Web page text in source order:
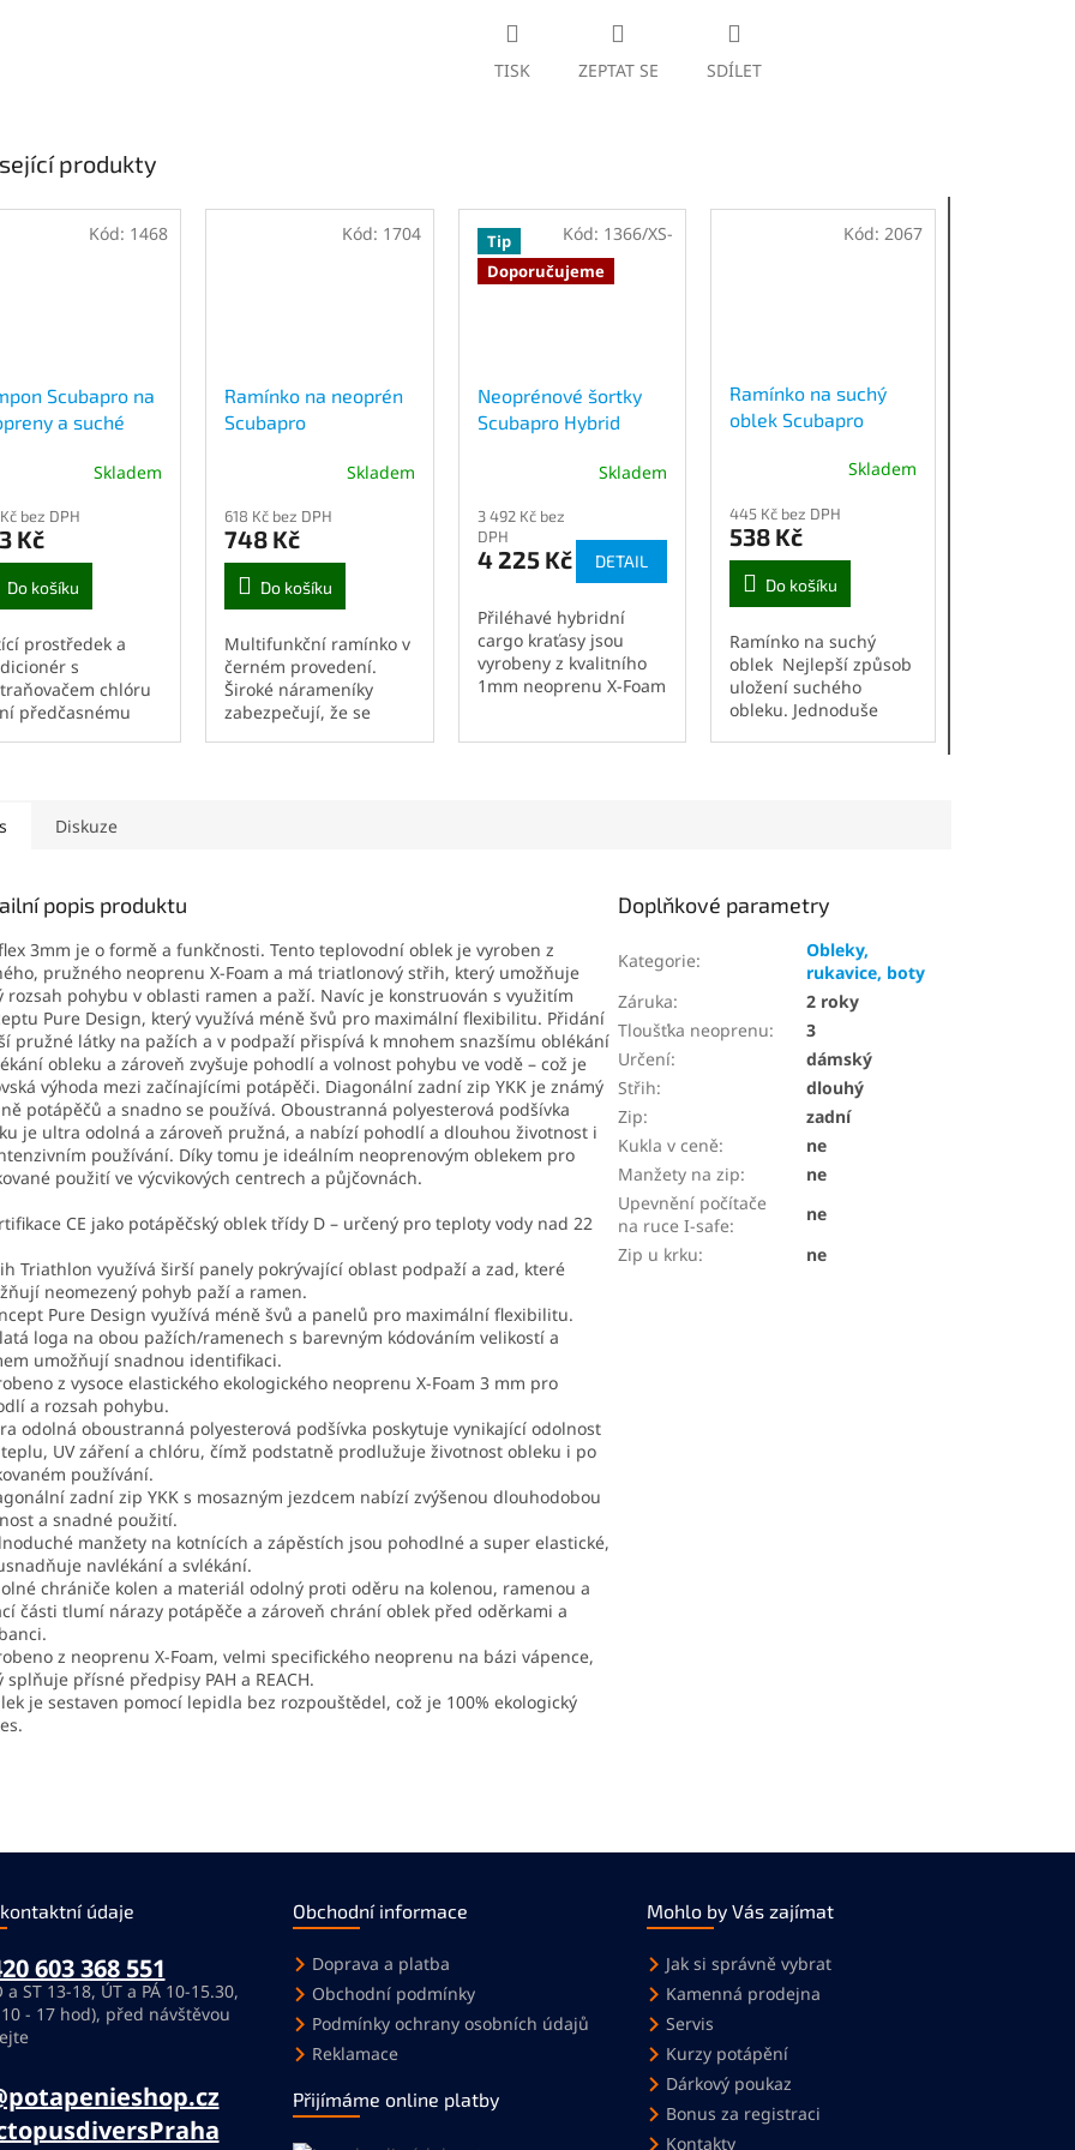
TISK ZEPTAT SE SDÍLET
produkty
Scubapro na
a suché
Skladem
bez DPH
Kč
Do košíku
prostředek a
s
chlóru
předčasnému
materiál
Kód: 1468
Ramínko na neoprén
Scubapro
Skladem
618 Kč bez DPH
748 Kč
Do košíku
Multifunkční ramínko v
černém provedení.
Široké nárameníky
zabezpečují, že se
Kód: 1704
Tip
Doporučujeme
Neoprénové šortky
Scubapro Hybrid
produktu
je
3,3
5
hvězdiček.
Skladem
3 492 Kč bez
DPH
4 225 Kč DETAIL
Přiléhavé hybridní
cargo kraťasy jsou
vyrobeny z kvalitního
1mm neoprenu X-Foam
Kód: 1366/XS-
Ramínko na suchý
oblek Scubapro
Skladem
445 Kč bez DPH
538 Kč
Do košíku
Ramínko na suchý
oblek Nejlepší způsob
uložení suchého
obleku. Jednoduše
Kód: 2067
Diskuze
popis produktu
3mm je o formě a funkčnosti. Tento teplovodní oblek je vyroben z
​​pružného neoprenu X-Foam a má triatlonový střih, který umožňuje
rozsah pohybu v oblasti ramen a paží. Navíc je konstruován s využitím
Pure Design, který využívá méně švů pro maximální flexibilitu. Přidání
pružné látky na pažích a v podpaží přispívá k mnohem snazšímu oblékání
obleku a zároveň zvyšuje pohodlí a volnost pohybu ve vodě – což je
výhoda mezi začínajícími potápěči. Diagonální zadní zip YKK je známý
potápěčů a snadno se používá. Oboustranná polyesterová podšívka
je ultra odolná a zároveň pružná, a nabízí pohodlí a dlouhou životnost i
používání. Díky tomu je ideálním neoprenovým oblekem pro
použití ve výcvikových centrech a půjčovnách.
CE jako potápěčský oblek třídy D – určený pro teploty vody nad 22
Triathlon využívá širší panely pokrývající oblast podpaží a zad, které
neomezený pohyb paží a ramen.
Pure Design využívá méně švů a panelů pro maximální flexibilitu.
loga na obou pažích/ramenech s barevným kódováním velikostí a
umožňují snadnou identifikaci.
z vysoce elastického ekologického neoprenu X-Foam 3 mm pro
a rozsah pohybu.
odolná oboustranná polyesterová podšívka poskytuje vynikající odolnost
UV záření a chlóru, čímž podstatně prodlužuje životnost obleku i po
používání.
zadní zip YKK s mosazným jezdcem nabízí zvýšenou dlouhodobou
a snadné použití.
manžety na kotnících a zápěstích jsou pohodlné a super elastické,
navlékání a svlékání.
chrániče kolen a materiál odolný proti oděru na kolenou, ramenou a
části tlumí nárazy potápěče a zároveň chrání oblek před oděrkami a
z neoprenu X-Foam, velmi specifického neoprenu na bázi vápence,
splňuje přísné předpisy PAH a REACH.
je sestaven pomocí lepidla bez rozpouštědel, což je 100% ekologický
Doplňkové parametry
Kategorie:
Obleky,
rukavice, boty
Záruka:
2 roky
Tloušťka neoprenu:
3
Určení:
dámský
Střih:
dlouhý
Zip:
zadní
Kukla v ceně:
ne
Manžety na zip:
ne
Upevnění počítače
na ruce I-safe:
ne
Zip u krku: ne
údaje
603 368 551
a ST 13-18, ÚT a PÁ 10-15.30,
- 17 hod), před návštěvou
Obchodní informace
Doprava a platba
Obchodní podmínky
Podmínky ochrany osobních údajů
Reklamace
Přijímáme online platby
Mohlo by Vás zajímat
Jak si správně vybrat
Kamenná prodejna
Servis
Kurzy potápění
Dárkový poukaz
Bonus za registraci
Kontakty